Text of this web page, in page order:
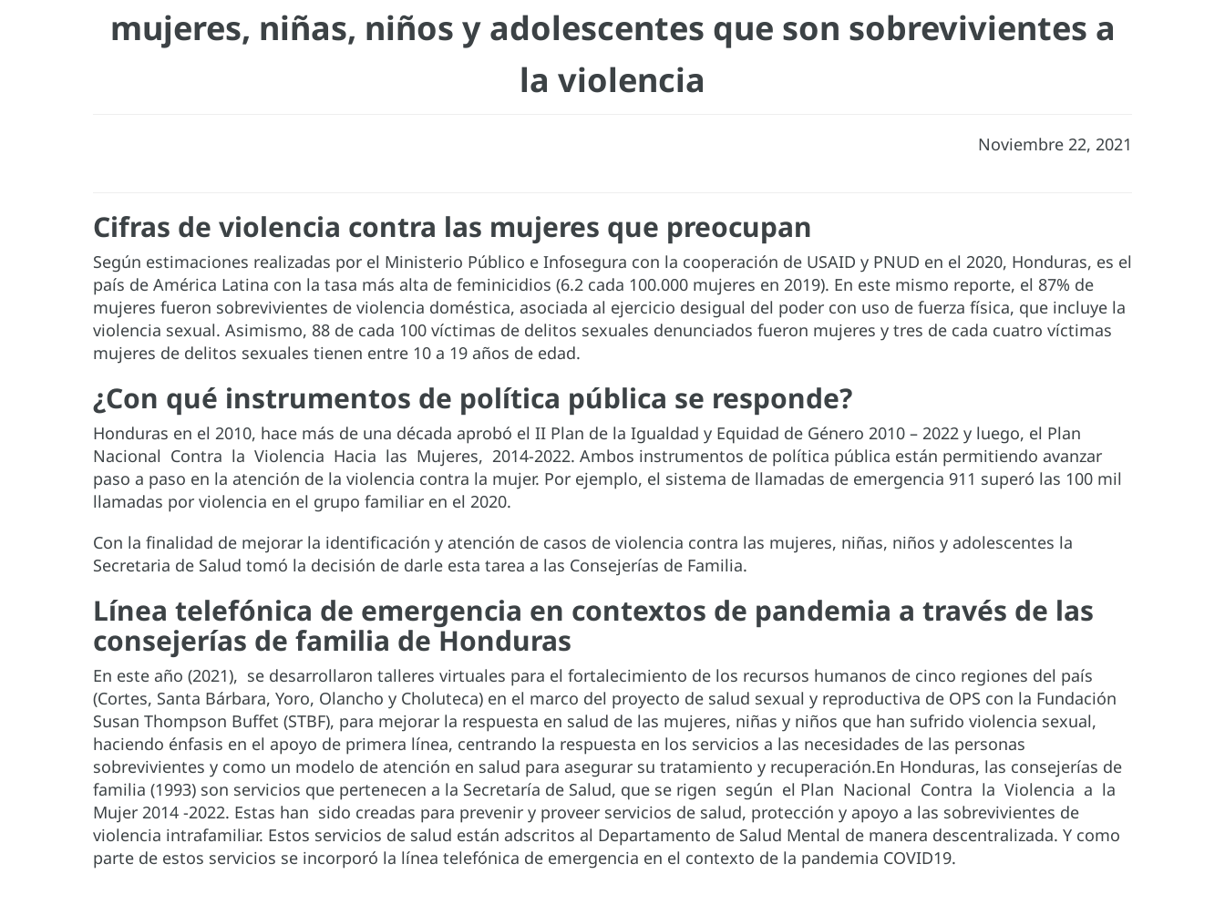
mujeres, niñas, niños y adolescentes que son sobrevivientes a
la violencia
Noviembre 22, 2021
Cifras de violencia contra las mujeres que preocupan
Según estimaciones realizadas por el Ministerio Público e Infosegura con la cooperación de USAID y PNUD en el 2020, Honduras, es el
país de América Latina con la tasa más alta de feminicidios (6.2 cada 100.000 mujeres en 2019). En este mismo reporte, el 87% de
mujeres fueron sobrevivientes de violencia doméstica, asociada al ejercicio desigual del poder con uso de fuerza física, que incluye la
violencia sexual. Asimismo, 88 de cada 100 víctimas de delitos sexuales denunciados fueron mujeres y tres de cada cuatro víctimas
mujeres de delitos sexuales tienen entre 10 a 19 años de edad.
¿Con qué instrumentos de política pública se responde?
Honduras en el 2010, hace más de una década aprobó el II Plan de la Igualdad y Equidad de Género 2010 – 2022 y luego, el Plan
Nacional Contra la Violencia Hacia las Mujeres, 2014-2022. Ambos instrumentos de política pública están permitiendo avanzar
paso a paso en la atención de la violencia contra la mujer. Por ejemplo, el sistema de llamadas de emergencia 911 superó las 100 mil
llamadas por violencia en el grupo familiar en el 2020.
Con la finalidad de mejorar la identificación y atención de casos de violencia contra las mujeres, niñas, niños y adolescentes la
Secretaria de Salud tomó la decisión de darle esta tarea a las Consejerías de Familia.
Línea telefónica de emergencia en contextos de pandemia a través de las
consejerías de familia de Honduras
En este año (2021), se desarrollaron talleres virtuales para el fortalecimiento de los recursos humanos de cinco regiones del país
(Cortes, Santa Bárbara, Yoro, Olancho y Choluteca) en el marco del proyecto de salud sexual y reproductiva de OPS con la Fundación
Susan Thompson Buffet (STBF), para mejorar la respuesta en salud de las mujeres, niñas y niños que han sufrido violencia sexual,
haciendo énfasis en el apoyo de primera línea, centrando la respuesta en los servicios a las necesidades de las personas
sobrevivientes y como un modelo de atención en salud para asegurar su tratamiento y recuperación.En Honduras, las consejerías de
familia (1993) son servicios que pertenecen a la Secretaría de Salud, que se rigen según el Plan Nacional Contra la Violencia a la
Mujer 2014 -2022. Estas han sido creadas para prevenir y proveer servicios de salud, protección y apoyo a las sobrevivientes de
violencia intrafamiliar. Estos servicios de salud están adscritos al Departamento de Salud Mental de manera descentralizada. Y como
parte de estos servicios se incorporó la línea telefónica de emergencia en el contexto de la pandemia COVID19.